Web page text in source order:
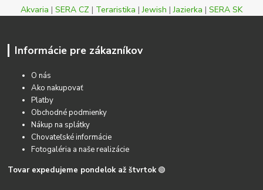
Akvaria | SERA CZ | Teraristika |Jewish |Jazierka | SERA SK
Informácie pre zákazníkov
O nás
Ako nakupovať
Platby
Obchodné podmienky
Nákup na splátky
Chovateľské informácie
Fotogaléria a naše realizácie
Tovar expedujeme pondelok až štvrtok 🟢